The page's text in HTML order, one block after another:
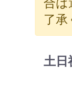
了承
土日